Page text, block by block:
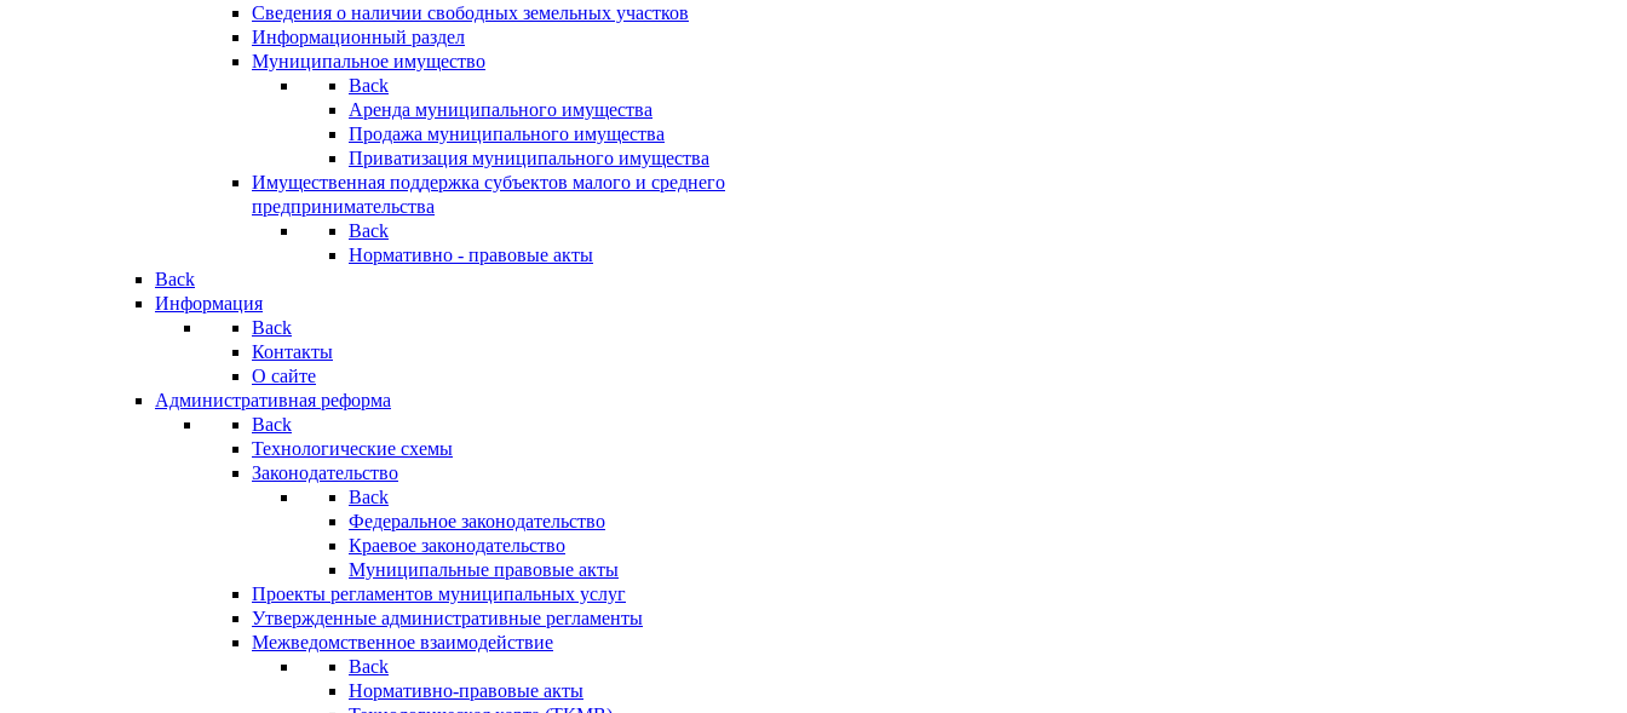
Сведения о наличии свободных земельных участков
Информационный раздел
Муниципальное имущество
Back
Аренда муниципального имущества
Продажа муниципального имущества
Приватизация муниципального имущества
Имущественная поддержка субъектов малого и среднего
предпринимательства
Back
Нормативно - правовые акты
Back
Информация
Back
Контакты
О сайте
Административная реформа
Back
Технологические схемы
Законодательство
Back
Федеральное законодательство
Краевое законодательство
Муниципальные правовые акты
Проекты регламентов муниципальных услуг
Утвержденные административные регламенты
Межведомственное взаимодействие
Back
Нормативно-правовые акты